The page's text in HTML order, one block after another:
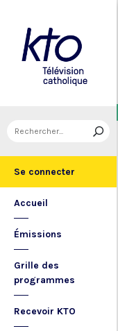
Se connecter
Accueil
Émissions
Grille des
programmes
Recevoir KTO